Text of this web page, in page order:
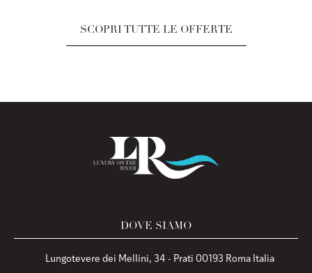
SCOPRI TUTTE LE OFFERTE
DOVE SIAMO
Lungotevere dei Mellini, 34 - Prati 00193 Roma Italia